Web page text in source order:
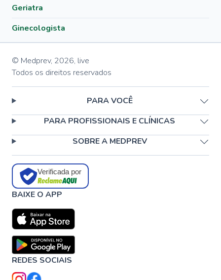
Geriatra
Ginecologista
© Medprev, 2026, live
Todos os direitos reservados
PARA VOCÊ
PARA PROFISSIONAIS E CLÍNICAS
SOBRE A MEDPREV
Verificada por
BAIXE O APP
REDES SOCIAIS